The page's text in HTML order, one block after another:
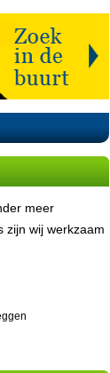
meer
zijn wij werkzaam